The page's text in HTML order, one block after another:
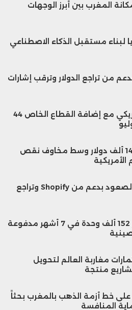
المغرب بين أبرز الوجهات
لبناء مستقبل الذكاء الاصطناعي
من تراجع الدولار وترقب إشارات
تباطؤ سوق العمل الأمريكي مع إضافة القطاع الخاص 44
النحاس يقترب من حاجز 14 ألف دولار وسط مخاوف نقص
الأسهم الكندية تواصل الصعود بدعم من Shopify وتراجع
مبيعات السيارات تتجاوز 152 ألف وحدة في 7 أشهر مدفوعة
مغاربة العالم لتحويل
منتجة
خط أزمة الذهب بالمغرب بحثاً
المنافسة